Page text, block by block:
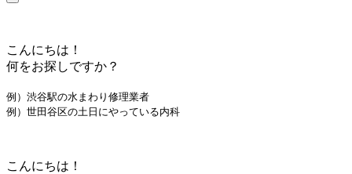
こんにちは！
何をお探しですか？
例）渋谷駅の水まわり修理業者
例）世田谷区の土日にやっている内科
こんにちは！